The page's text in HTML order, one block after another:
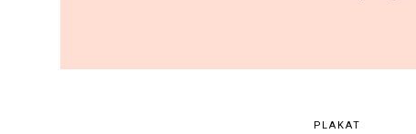
PLAKAT